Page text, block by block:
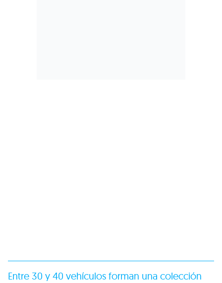
Entre 30 y 40 vehículos forman una colección